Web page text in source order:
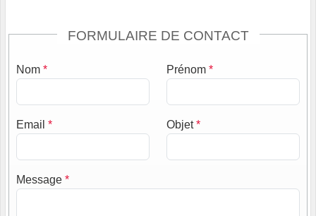
FORMULAIRE DE CONTACT
Nom * Prénom *
Email * Objet*
Message *